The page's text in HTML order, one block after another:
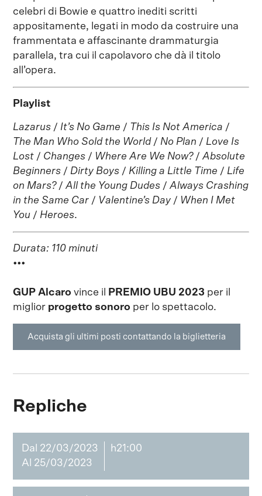
celebri di Bowie e quattro inediti scritti
appositamente, legati in modo da costruire una
frammentata e affascinante drammaturgia
parallela, tra cui il capolavoro che dà il titolo
all’opera.
Playlist
Lazarus / It’s No Game / This Is Not America /
The Man Who Sold the World / No Plan / Love Is
Lost / Changes / Where Are We Now?/Absolute
Beginners / Dirty Boys / Killing a Little Time / Life
on Mars?/All the Young Dudes /Always Crashing
in the Same Car / Valentine’s Day / When I Met
You / Heroes.
Durata: 110 minuti
•••
GUP Alcarovince il PREMIO UBU 2023 per il
miglior progetto sonoro per lo spettacolo.
Acquista gli ultimi posti contattando la biglietteria
Repliche
Dal 22/03/2023
Al 25/03/2023
h21:00